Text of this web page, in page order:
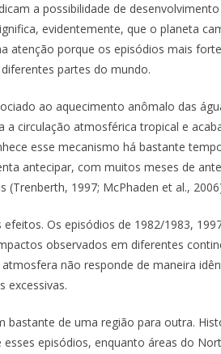
a possibilidade de
evidentemente, que o planeta
atenção porque os episódios mais
partes do mundo.
ao aquecimento anômalo das
a circulação atmosférica tropical e
esse mecanismo há bastante
antecipar, com muitos meses de
1997; McPhaden et al.,
Os episódios de 1982/1983,
observados em diferentes
não responde de maneira
excessivas.
bastante de uma região para outra.
episódios, enquanto áreas do